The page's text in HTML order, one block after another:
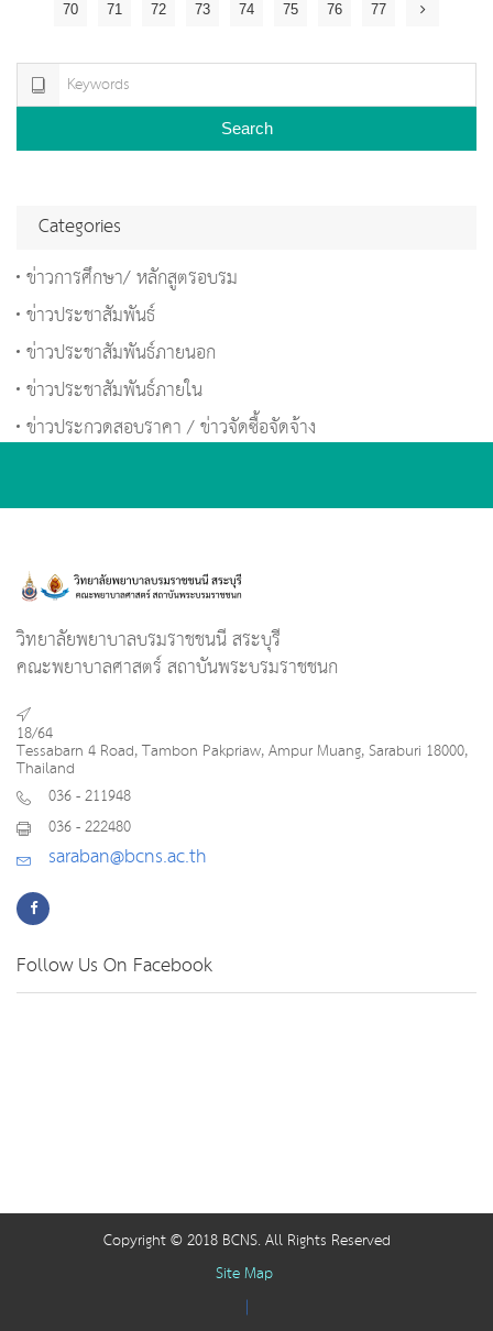
70 71 72 73 74 75 76 77
Search
Categories
ข่าวการศึกษา/ หลักสูตรอบรม
ข่าวประชาสัมพันธ์
ข่าวประชาสัมพันธ์ภายนอก
ข่าวประชาสัมพันธ์ภายใน
ข่าวประกวดสอบราคา / ข่าวจัดซื้อจัดจ้าง
วิทยาลัยพยาบาลบรมราชชนนี สระบุรี
คณะพยาบาลศาสตร์ สถาบันพระบรมราชชนก
18/64
Tessabarn 4 Road, Tambon Pakpriaw, Ampur Muang, Saraburi 18000,
Thailand
036 - 211948
036 - 222480
saraban@bcns.ac.th
Follow Us On Facebook
Copyright © 2018 BCNS. All Rights Reserved
Site Map
|